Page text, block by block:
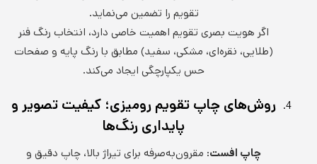
تقویم را تضمین می‌نماید.
اگر هویت بصری تقویم اهمیت خاصی دارد، انتخاب رنگ فنر
(طلایی، نقره‌ای، مشکی، سفید) مطابق با رنگ پایه و صفحات
حس یکپارچگی ایجاد می‌کند.
روش‌های چاپ تقویم رومیزی؛ کیفیت تصویر و
پایداری رنگ‌ها
چاپ افست: مقرون‌به‌صرفه برای تیراژ بالا، چاپ دقیق و